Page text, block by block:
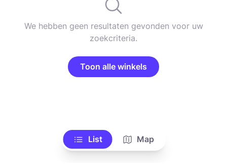
We hebben geen resultaten gevonden voor uw
zoekcriteria.
Toon alle winkels
List Map